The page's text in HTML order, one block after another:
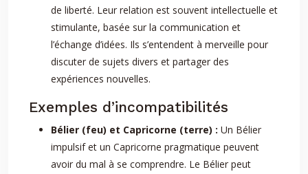
de liberté. Leur relation est souvent intellectuelle et
stimulante, basée sur la communication et
l’échange d’idées. Ils s’entendent à merveille pour
discuter de sujets divers et partager des
expériences nouvelles.
Exemples d’incompatibilités
Bélier (feu) et Capricorne (terre) : Un Bélier
impulsif et un Capricorne pragmatique peuvent
avoir du mal à se comprendre. Le Bélier peut